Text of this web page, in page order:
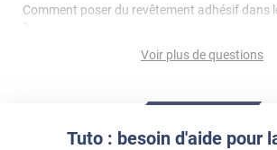
colle
et la colle. Vous retirez beaucoup plus
Comment poser du revêtement adhésif dans
Voir plus de questions
Tuto : besoin d'aide pour